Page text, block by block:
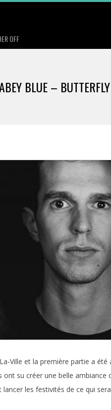
OFF
BLUE –
Ville et la première partie a
su créer une belle ambiance
lancer les festivités de ce qui